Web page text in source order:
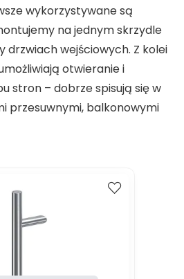
wykorzystywane są
na jednym skrzydle
drzwiach wejściowych. Z kolei
otwieranie i
stron – dobrze spisują się w
przesuwnymi, balkonowymi